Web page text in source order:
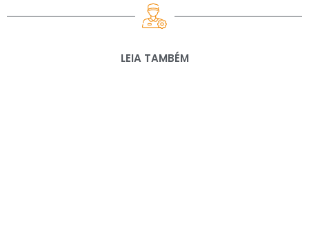
LEIA TAMBÉM